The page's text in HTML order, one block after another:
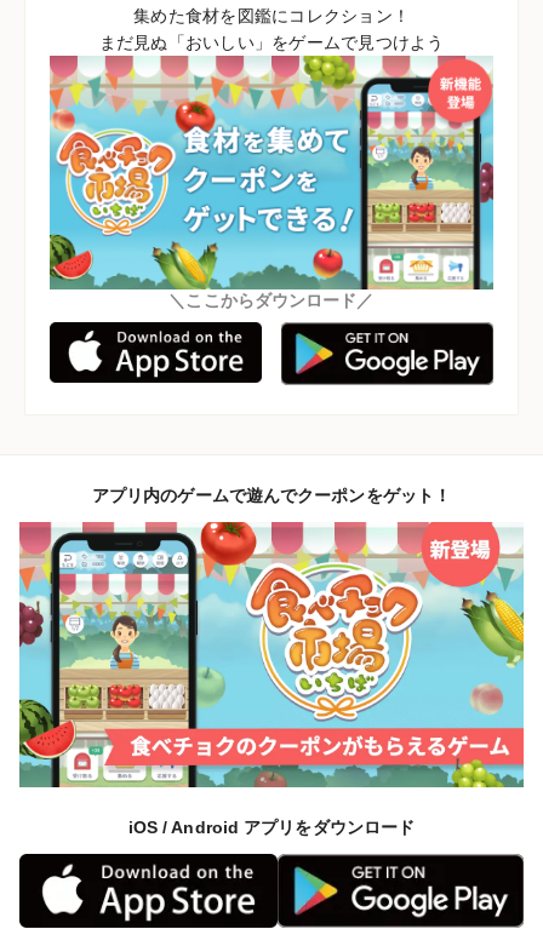
集めた食材を図鑑にコレクション！
まだ見ぬ「おいしい」をゲームで見つけよう
＼ここからダウンロード／
アプリ内のゲームで遊んでクーポンをゲット！
iOS / Android アプリをダウンロード